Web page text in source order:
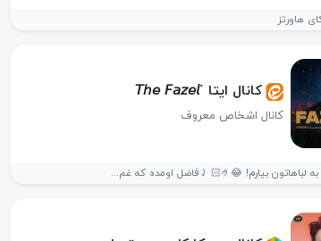
کانال ایتا `𝘛𝘩𝘦 𝘍𝘢𝘻𝘦𝘭
کانال اشخاص معروف
بیارم! 😂🤌🏻 ⤸فاضل اومده که غم...